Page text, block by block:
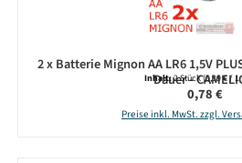
2 x Batterie Mignon AA LR6 1,5V
Dauer -
Inhalt:2 Stück(0,39 € / 1
Regulärer
0,78 €
Preise inkl. MwSt. zzgl.